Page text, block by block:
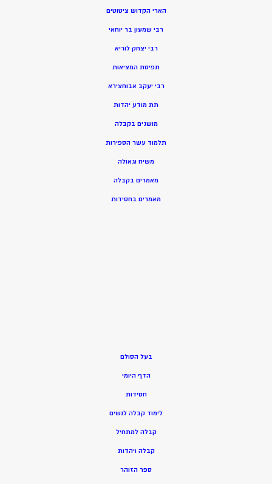
הארי הקדוש ציטוטים
רבי שמעון בר יוחאי
רבי יצחק לוריא
תפיסת המציאות
רבי יעקב אבוחצירא
תת מודע יהדות
מושגים בקבלה
תלמוד עשר הספירות
משיח וגאולה
מאמרים בקבלה
מאמרים בחסידות
בעל הסולם
הדף היומי
חסידות
לימוד קבלה לנשים
קבלה למתחיל
קבלה ויהדות
ספר הזוהר